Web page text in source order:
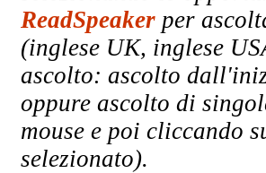
ReadSpeaker per
(inglese UK, inglese
ascolto: ascolto
oppure ascolto di
mouse e poi cliccando
selezionato).